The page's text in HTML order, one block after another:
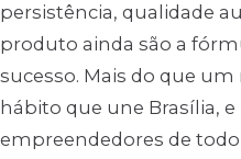
persistência, qualidade
produto ainda são a
sucesso. Mais do que
hábito que une Brasília, e
empreendedores de